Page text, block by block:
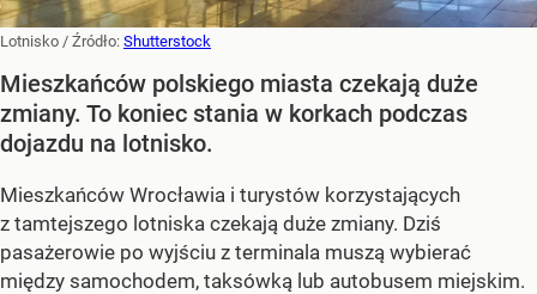
Lotnisko / Źródło: Shutterstock
Mieszkańców polskiego miasta czekają duże
zmiany. To koniec stania w korkach podczas
dojazdu na lotnisko.
Mieszkańców Wrocławia i turystów korzystających
z tamtejszego lotniska czekają duże zmiany. Dziś
pasażerowie po wyjściu z terminala muszą wybierać
między samochodem, taksówką lub autobusem miejskim.